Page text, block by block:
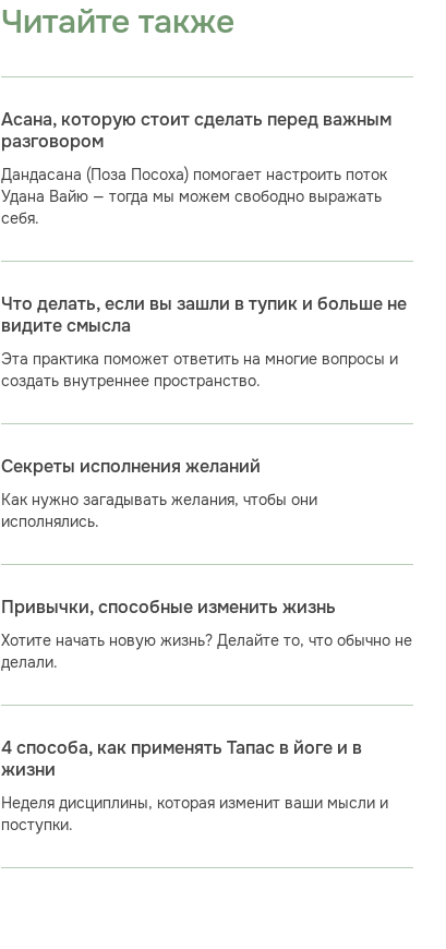
Читайте также
Асана, которую стоит сделать перед важным
разговором
Дандасана (Поза Посоха) помогает настроить поток
Удана Вайю — тогда мы можем свободно выражать
себя.
Что делать, если вы зашли в тупик и больше не
видите смысла
Эта практика поможет ответить на многие вопросы и
создать внутреннее пространство.
Секреты исполнения желаний
Как нужно загадывать желания, чтобы они
исполнялись.
Привычки, способные изменить жизнь
Хотите начать новую жизнь? Делайте то, что обычно не
делали.
4 способа, как применять Тапас в йоге и в
жизни
Неделя дисциплины, которая изменит ваши мысли и
поступки.